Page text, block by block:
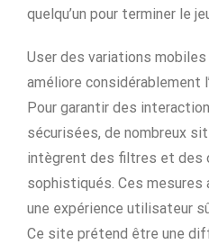
quelqu’un pour terminer le
User des variations
améliore considérablement
Pour garantir des
sécurisées, de nombreux
intègrent des filtres et des
sophistiqués. Ces mesures
une expérience utilisateur
Ce site prétend être une